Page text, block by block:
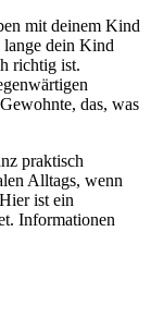
mit deinem Kind
lange dein Kind
richtig ist.
das, was
praktisch
Alltags, wenn
ist ein
Informationen